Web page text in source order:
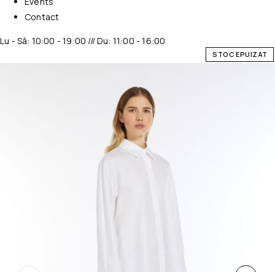
Contact
Lu - Sâ: 10:00 - 19:00 /// Du: 11:00 - 16:00
STOC EPUIZAT